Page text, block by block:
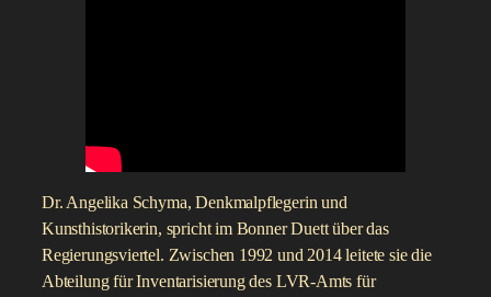
Dr. Angelika Schyma, Denkmalpflegerin und
Kunsthistorikerin, spricht im Bonner Duett über das
Regierungsviertel. Zwischen 1992 und 2014 leitete sie die
Abteilung für Inventarisierung des LVR-Amts für